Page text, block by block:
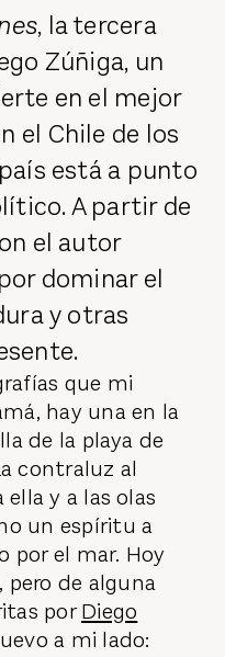
, la tercera
Zúñiga, un
en el mejor
el Chile de los
está a punto
A partir de
el autor
dominar el
y otras
que mi
hay una en la
de la playa de
contraluz al
y a las olas
un espíritu a
por el mar. Hoy
de alguna
porDiego
a mi lado: